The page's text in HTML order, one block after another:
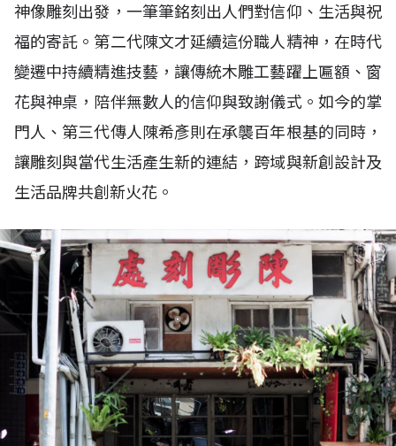
神像雕刻出發，一筆筆銘刻出人們對信仰、生活與祝
福的寄託。第二代陳文才延續這份職人精神，在時代
變遷中持續精進技藝，讓傳統木雕工藝躍上匾額、窗
花與神桌，陪伴無數人的信仰與致謝儀式。如今的掌
門人、第三代傳人陳希彥則在承襲百年根基的同時，
讓雕刻與當代生活產生新的連結，跨域與新創設計及
生活品牌共創新火花。